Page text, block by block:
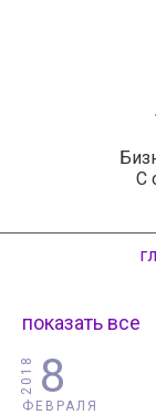
С
показать все
8
ФЕВРАЛЯ
2018